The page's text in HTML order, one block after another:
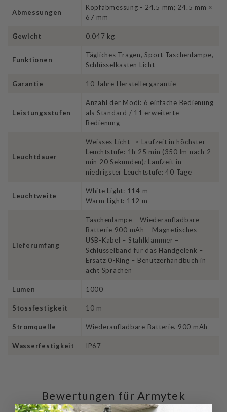
Abmessungen
Kopfabmessung - 24.5 mm; 24.5 mm ×
67 mm
Gewicht 0.047 kg
Funktionen
Tägliches Tragen, Sport Taschenlampe,
Schlüsselkasten Licht
Garantie 10 Jahre Herstellergarantie
Leistungsstufen
Anzahl der Modi: 6 einfache Bedienung
als Standard / 11 erweiterte
Bedienung
Leuchtdauer
Weisses Licht -> Laufzeit in höchster
Leuchtstufe: 1h 25 min (350 lm nach 2
min 20 Sekunden); Laufzeit in
niedrigster Leuchtstufe: 40 Tage
Leuchtweite
White Light: 114 m
Warm Light: 112 m
Lieferumfang
Taschenlampe – Wiederaufladbare
Batterie 900 mAh – Magnetisches
USB-Kabel – Stahlklammer –
Schlüsselband für das Handgelenk –
Ersatz 0-Ring – Benutzerhandbuch in
acht Sprachen
Lumen 1000
Stossfestigkeit 10 m
Stromquelle Wiederaufladbare Batterie. 900 mAh
Wasserfestigkeit IP67
Bewertungen für Armytek